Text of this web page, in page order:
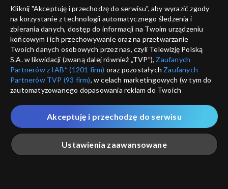
Trzeci punkt widzenia
31.01.2021
Trzeci punkt widzenia
24.01.2021
Trzeci punkt widzenia
17.01.2021
Trzeci punkt widzenia
10.01.2021
Kliknij "Akceptuję i przechodzę do serwisu", aby wyrazić zgody
na korzystanie z technologii automatycznego śledzenia i
zbierania danych, dostęp do informacji na Twoim urządzeniu
końcowym i ich przechowywanie oraz na przetwarzanie
Twoich danych osobowych przez nas, czyli Telewizję Polską
S.A. w likwidacji (zwaną dalej również „TVP”), Zaufanych
Partnerów z IAB* (1201 firm) oraz pozostałych Zaufanych
Partnerów TVP (93 firm), w celach marketingowych (w tym do
zautomatyzowanego dopasowania reklam do Twoich
które wskazujemy poniżej, a także zgody na udostępnianie
przez nas identyfikatora PPID do Google.
Twoje dane osobowe zbierane podczas odwiedzania przez
Ciebie naszych
poszczególnych serwisówzwanych dalej
„Portalem”, w tym informacje zapisywane za pomocą
Ustawienia zaawansowane
Akceptuję i przechodzę do serwisu